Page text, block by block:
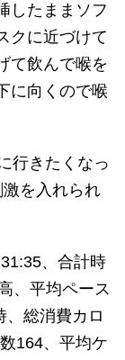
したままソフ
クに近づけて
て飲んで喉を
に向くので喉
行きたくなっ
を入れられ
、合計時
、平均ペース
、総消費カロ
164、平均ケ